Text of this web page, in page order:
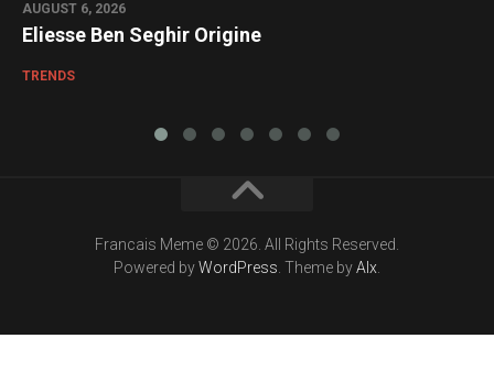
AUGUST 6, 2026
Eliesse Ben Seghir Origine
TRENDS
Francais Meme © 2026. All Rights Reserved.
Powered byWordPress . Theme byAlx